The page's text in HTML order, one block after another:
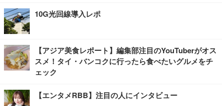
10G光回線導入レポ
【アジア美食レポート】編集部注目のYouTuberがオス
スメ！タイ・バンコクに行ったら食べたいグルメをチ
ェック
【エンタメRBB】注目の人にインタビュー